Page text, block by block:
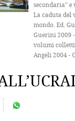
secondaria”
La caduta del
mondo. Ed.
Guerini 2009
volumi
Angeli 2004 -